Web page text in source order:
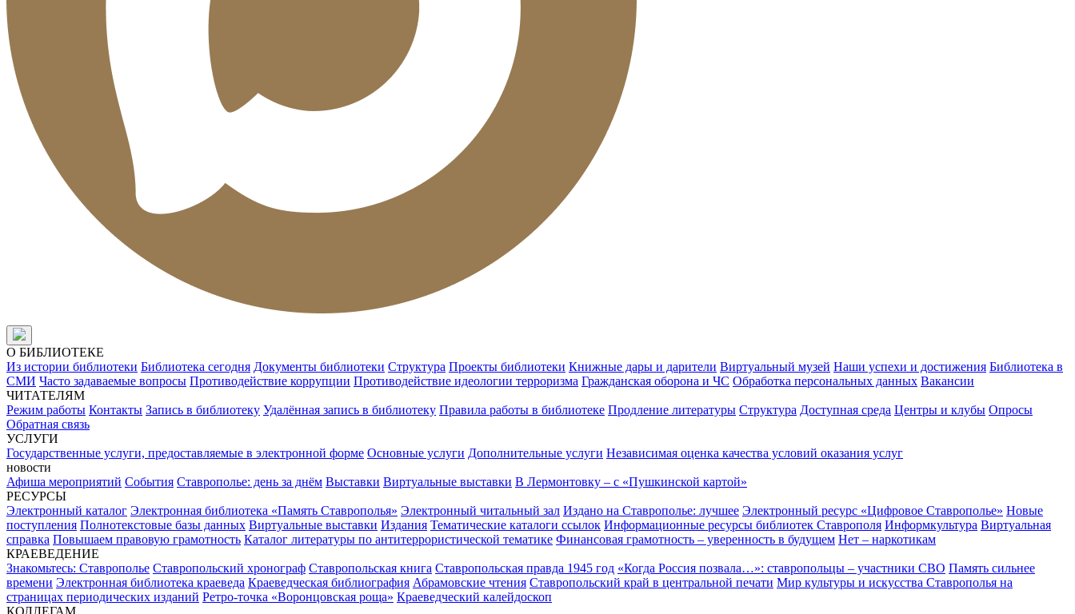
О БИБЛИОТЕКЕ
Из истории библиотеки Библиотека сегодня Документы библиотеки Структура Проекты библиотеки Книжные дары и дарители Виртуальный музей Наши успехи и достижения Библиотека в
СМИ Часто задаваемые вопросы Противодействие коррупции Противодействие идеологии терроризма Гражданская оборона и ЧС Обработка персональных данных Вакансии
ЧИТАТЕЛЯМ
Режим работы Контакты Запись в библиотеку Удалённая запись в библиотеку Правила работы в библиотеке Продление литературы Структура Доступная среда Центры и клубы Опросы
Обратная связь
УСЛУГИ
Государственные услуги, предоставляемые в электронной форме Основные услуги Дополнительные услуги Независимая оценка качества условий оказания услуг
новости
Афиша мероприятий События Ставрополье: день за днём Выставки Виртуальные выставки В Лермонтовку – с «Пушкинской картой»
РЕСУРСЫ
Электронный каталог Электронная библиотека «Память Ставрополья» Электронный читальный зал Издано на Ставрополье: лучшее Электронный ресурс «Цифровое Ставрополье» Новые
поступления Полнотекстовые базы данных Виртуальные выставки Издания Тематические каталоги ссылок Информационные ресурсы библиотек Ставрополя Информкультура Виртуальная
справка Повышаем правовую грамотность Каталог литературы по антитеррористической тематике Финансовая грамотность – уверенность в будущем Нет – наркотикам
КРАЕВЕДЕНИЕ
Знакомьтесь: Ставрополье Ставропольский хронограф Ставропольская книга Ставропольская правда 1945 год «Когда Россия позвала…»: ставропольцы – участники СВО Память сильнее
времени Электронная библиотека краеведа Краеведческая библиография Абрамовские чтения Ставропольский край в центральной печати Мир культуры и искусства Ставрополья на
страницах периодических изданий Ретро-точка «Воронцовская роща» Краеведческий калейдоскоп
КОЛЛЕГАМ